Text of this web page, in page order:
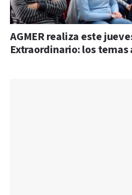
AGMER realiza este
Extraordinario: los